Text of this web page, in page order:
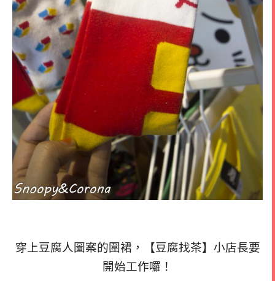
穿上豆腐人圖案的圍裙，【豆腐找茶】小店長要
開始工作囉！